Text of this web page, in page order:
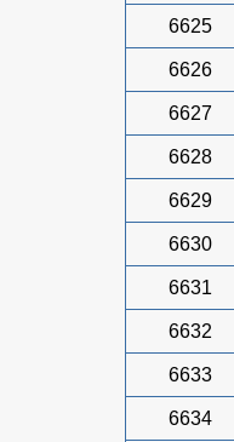
6625
6626
6627
6628
6629
6630
6631
6632
6633
6634